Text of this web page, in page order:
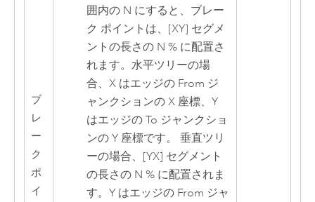
ブ
レ
ー
ク
ポ
イ
囲内の N にすると、ブレー
ク ポイントは、[XY] セグメ
ントの長さの N % に配置さ
れます。水平ツリーの場
合、X はエッジの From ジ
ャンクションの X 座標、Y
はエッジの To ジャンクショ
ンの Y 座標です。 垂直ツリ
ーの場合、[YX] セグメント
の長さの N % に配置されま
す。Y はエッジの From ジャ